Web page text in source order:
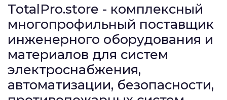
TotalPro.store - комплексный
многопрофильный поставщик
инженерного оборудования и
материалов для систем
электроснабжения,
автоматизации, безопасности,